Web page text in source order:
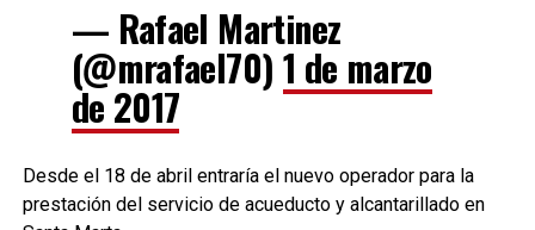
— Rafael Martinez
(@mrafael70) 1 de marzo
de 2017
Desde el 18 de abril entraría el nuevo operador para la
prestación del servicio de acueducto y alcantarillado en